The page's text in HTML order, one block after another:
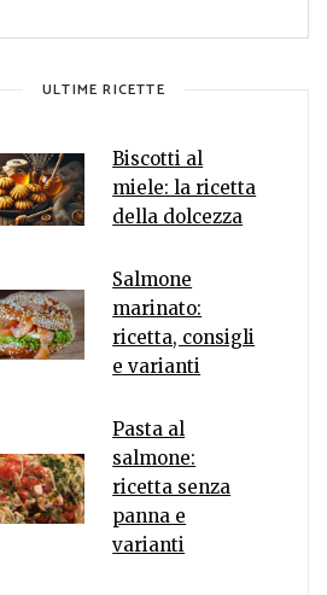
ULTIME RICETTE
Biscotti al
miele: la ricetta
della dolcezza
Salmone
marinato:
ricetta, consigli
e varianti
Pasta al
salmone:
ricetta senza
panna e
varianti